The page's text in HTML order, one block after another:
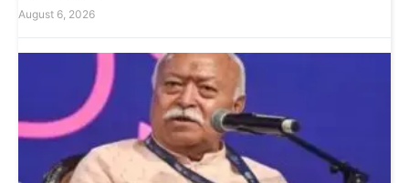
August 6, 2026